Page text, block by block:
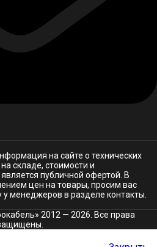
на сайте о технических
складе, стоимости и
публичной офертой. В
цен на товары, просим вас
у менеджеров в разделе контакты.
2012 — 2026. Все права